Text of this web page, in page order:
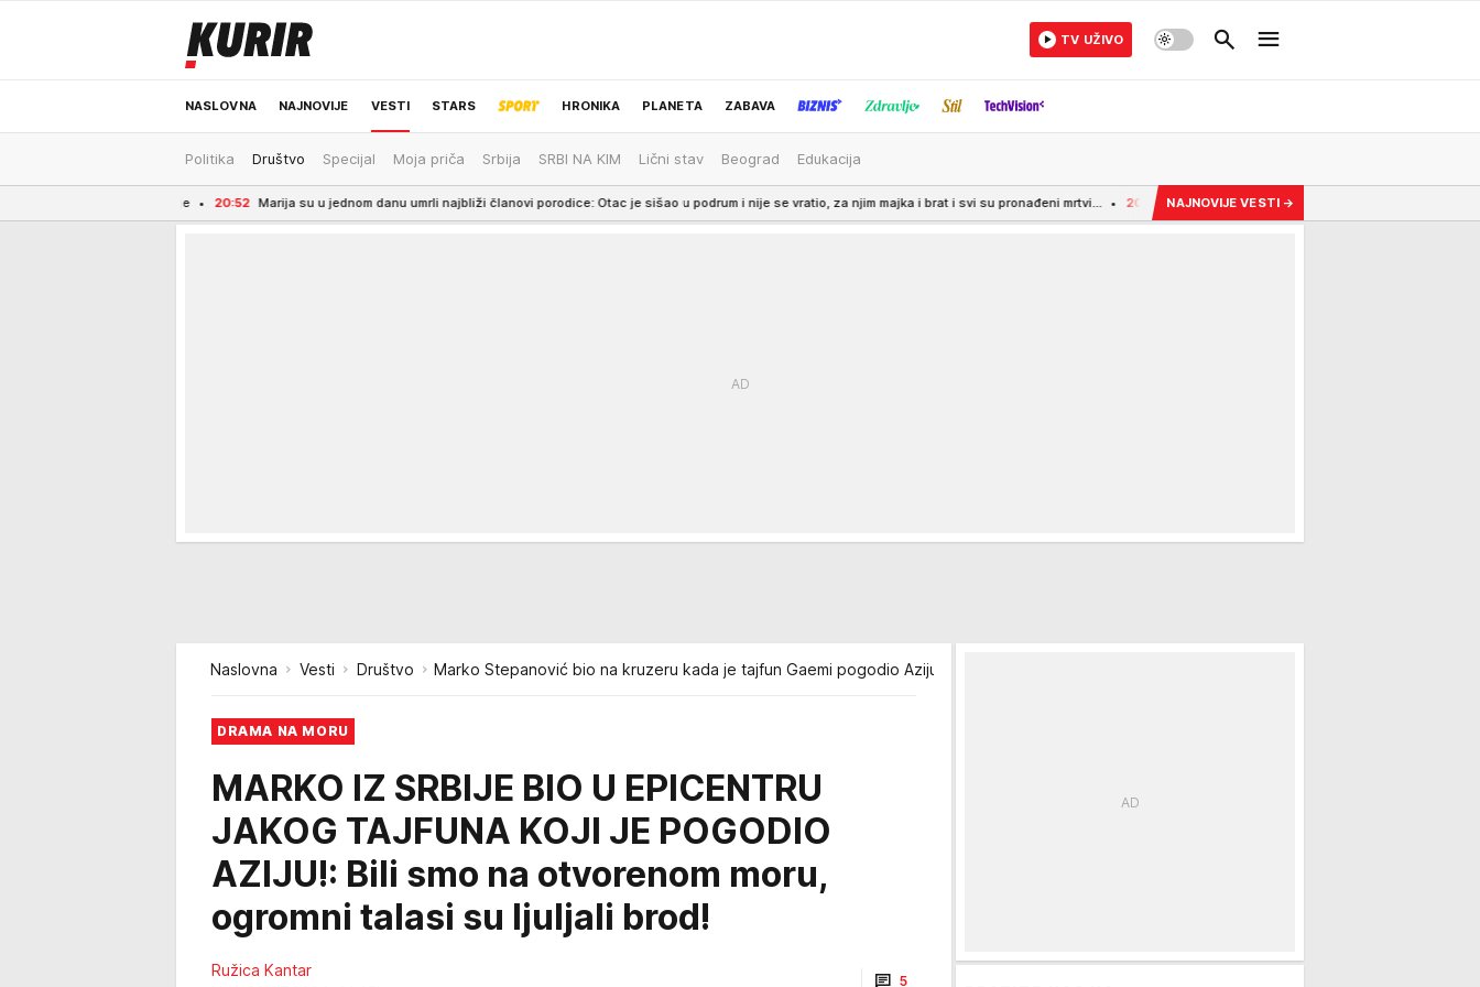
NASLOVNA NAJNOVIJE VESTI STARS HRONIKA PLANETA ZABAVA
ODRŽIVA BUDUĆNOST REGION NEWS IZBOR UREDNIKA
TV UŽIVO
Politika Društvo Specijal Moja priča Srbija SRBI NA KIM Lični stav Beograd Edukacija
Marija su u jednom danu umrli najbliži članovi porodice: Otac je sišao u podrum i nije se vratio, za njim majka i brat i svi su pronađeni mrtvi... 20:50 (VIDEO) DOVELA GA U STAN, ON JU JE SNIMAO Stanija ostala u šoku
NAJNOVIJE VESTI →
Naslovna Vesti Društvo Marko Stepanović bio na kruzeru kada je tajfun Gaemi pogodio Aziju
DRAMA NA MORU
MARKO IZ SRBIJE BIO U EPICENTRU
JAKOG TAJFUNA KOJI JE POGODIO
AZIJU!: Bili smo na otvorenom moru,
ogromni talasi su ljuljali brod!
Ružica Kantar
5